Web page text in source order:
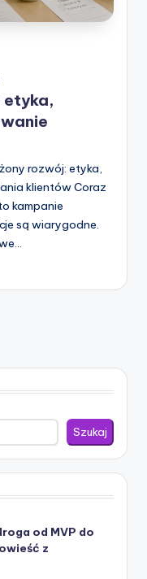
etyka,
rozwój: etyka,
klientów Coraz
kampanie
są wiarygodne.
Szukaj
od MVP do
z